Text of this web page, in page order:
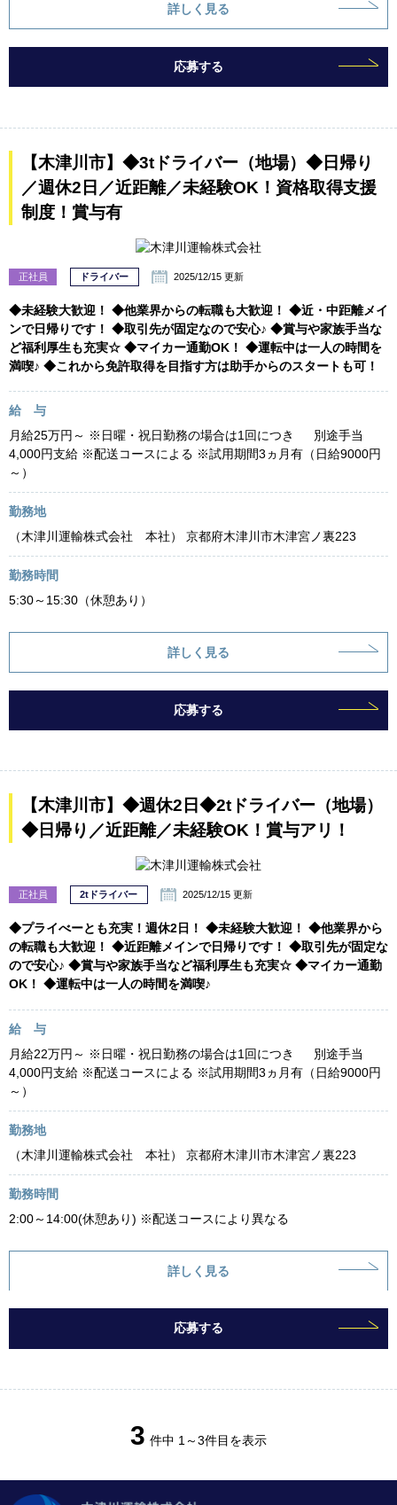
詳しく見る
応募する
【木津川市】◆3tドライバー（地場）◆日帰り
／週休2日／近距離／未経験OK！資格取得支援
制度！賞与有
正社員 ドライバー 2025/12/15 更新
◆未経験大歓迎！ ◆他業界からの転職も大歓迎！ ◆近・中距離メイ
ンで日帰りです！ ◆取引先が固定なので安心♪ ◆賞与や家族手当な
ど福利厚生も充実☆ ◆マイカー通勤OK！ ◆運転中は一人の時間を
満喫♪ ◆これから免許取得を目指す方は助手からのスタートも可！
給 与
月給25万円～ ※日曜・祝日勤務の場合は1回につき 別途手当
4,000円支給 ※配送コースによる ※試用期間3ヵ月有（日給9000円
～）
勤務地
（木津川運輸株式会社 本社） 京都府木津川市木津宮ノ裏223
勤務時間
5:30～15:30（休憩あり）
詳しく見る
応募する
【木津川市】◆週休2日◆2tドライバー（地場）
◆日帰り／近距離／未経験OK！賞与アリ！
正社員 2tドライバー 2025/12/15 更新
◆プライべーとも充実！週休2日！ ◆未経験大歓迎！ ◆他業界から
の転職も大歓迎！ ◆近距離メインで日帰りです！ ◆取引先が固定な
ので安心♪ ◆賞与や家族手当など福利厚生も充実☆ ◆マイカー通勤
OK！ ◆運転中は一人の時間を満喫♪
給 与
月給22万円～ ※日曜・祝日勤務の場合は1回につき 別途手当
4,000円支給 ※配送コースによる ※試用期間3ヵ月有（日給9000円
～）
勤務地
（木津川運輸株式会社 本社） 京都府木津川市木津宮ノ裏223
勤務時間
2:00～14:00(休憩あり) ※配送コースにより異なる
詳しく見る
応募する
3 件中 1～3件目を表示